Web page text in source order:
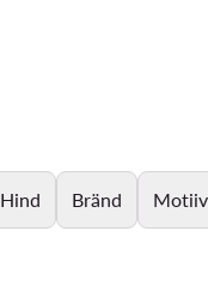
Hind Bränd Motiiv